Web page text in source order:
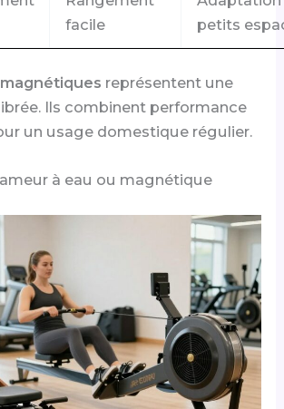
facile
petits
représentent une
Ils combinent performance
un usage domestique régulier.
à eau ou magnétique